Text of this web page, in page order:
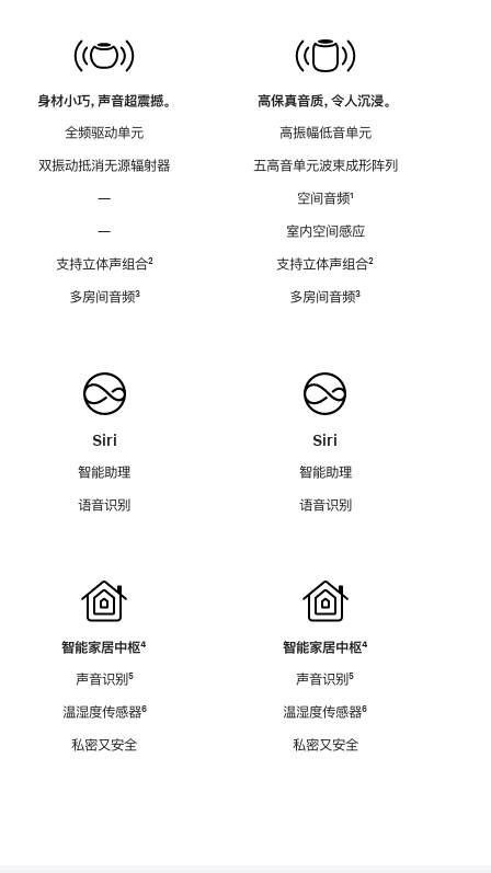
身材小巧，声音超震撼。
全频驱动单元
双振动抵消无源辐射器
—
—
支持立体声组合脚
²
多房间音频脚
³
Siri
智能助理
语音识别
智能家居中枢脚
⁴
声音识别脚
⁵
温湿度传感器脚
⁶
私密又安全
高保真音质，令人沉浸。
高振幅低音单元
五高音单元波束成形阵列
空间音频脚
¹
室内空间感应
支持立体声组合脚
²
多房间音频脚
³
Siri
智能助理
语音识别
智能家居中枢脚
⁴
声音识别脚
⁵
温湿度传感器脚
⁶
私密又安全